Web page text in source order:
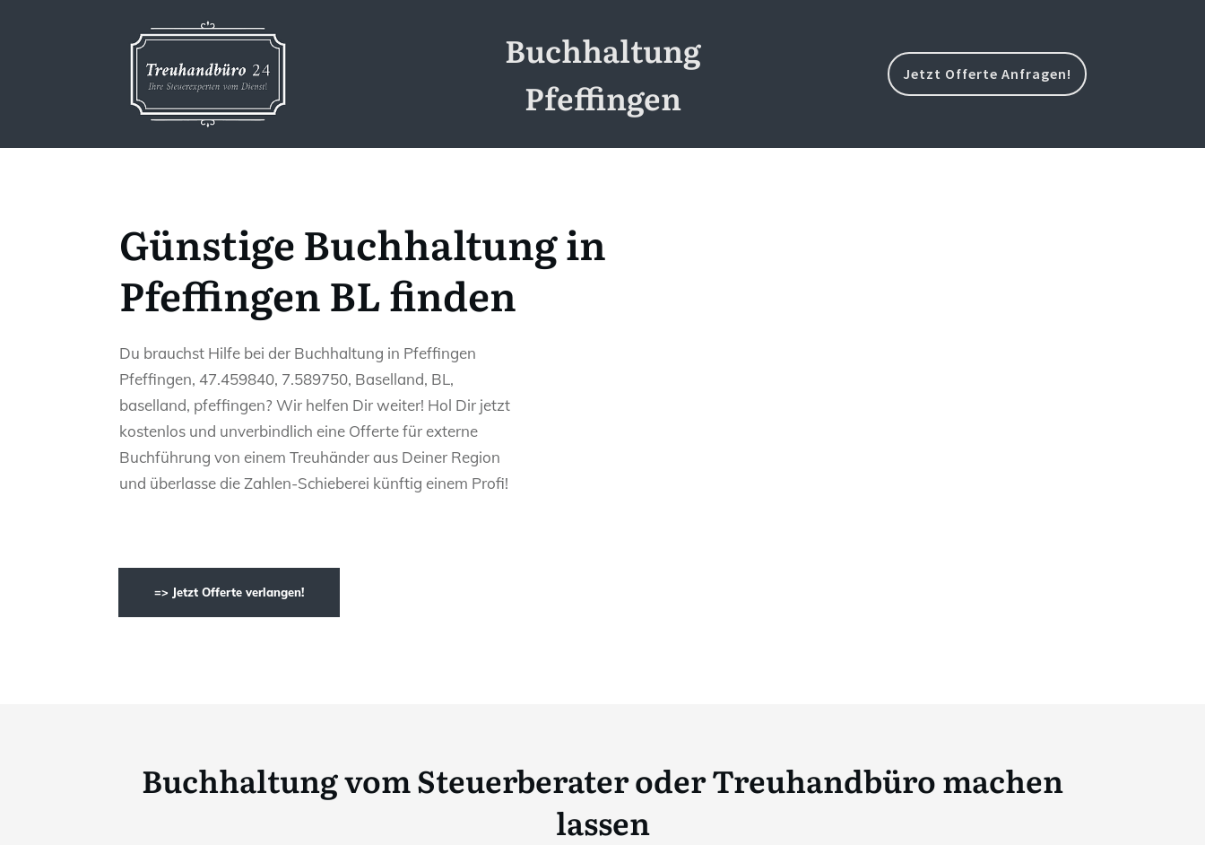
Buchhaltung
Pfeffingen
Jetzt Offerte Anfragen!
Günstige Buchhaltung in
Pfeffingen BL finden
Du brauchst Hilfe bei der Buchhaltung in Pfeffingen
Pfeffingen, 47.459840, 7.589750, Baselland, BL,
baselland, pfeffingen? Wir helfen Dir weiter! Hol Dir jetzt
kostenlos und unverbindlich eine Offerte für externe
Buchführung von einem Treuhänder aus Deiner Region
und überlasse die Zahlen-Schieberei künftig einem Profi!
=> Jetzt Offerte verlangen!
Buchhaltung vom Steuerberater oder Treuhandbüro machen
lassen